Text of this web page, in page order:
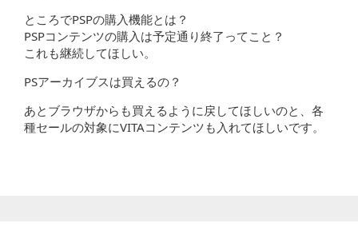
ところでPSPの購入機能とは？
PSPコンテンツの購入は予定通り終了ってこと？
これも継続してほしい。
PSアーカイブスは買えるの？
あとブラウザからも買えるように戻してほしいのと、各
種セールの対象にVITAコンテンツも入れてほしいです。